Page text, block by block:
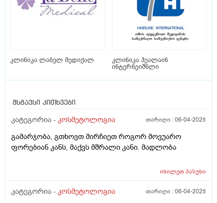
კლინიკა ლაბელ მედიქალ
კლინიკა ჰეალაინ
ინტერნეიშნლი
მსგავსი კითხვები
კატეგორია - კოსმეტოლოგია თარიღი :06-04-2025
გამარჯობა, გთხოვთ მირჩიეთ როგორ მოვუარო
ფორებიან კანს, მაქვს მშრალი კანი. მადლობა
იხილეთპასუხი
კატეგორია - კოსმეტოლოგია თარიღი :06-04-2025